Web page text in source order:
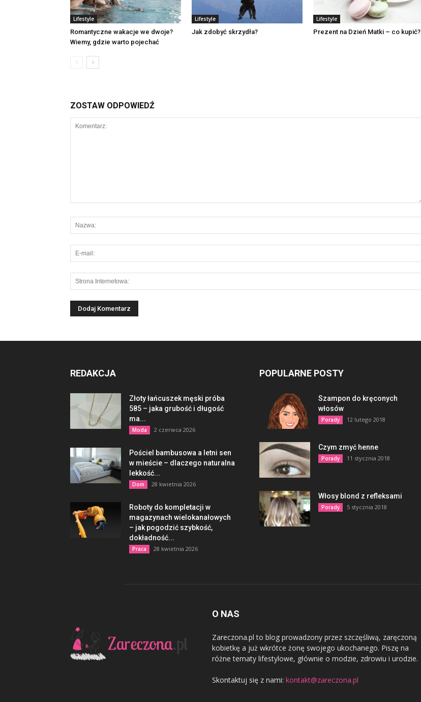
Lifestyle
Romantyczne wakacje we dwoje?
Wiemy, gdzie warto pojechać
Lifestyle
Jak zdobyć skrzydła?
Lifestyle
Prezent na Dzień Matki – co kupić?
ZOSTAW ODPOWIEDŹ
REDAKCJA
Złoty łańcuszek męski próba
585 – jaka grubość i długość
ma...
Moda 2 czerwca 2026
Pościel bambusowa a letni sen
w mieście – dlaczego naturalna
lekkość...
Dom 28 kwietnia 2026
Roboty do kompletacji w
magazynach wielokanałowych
– jak pogodzić szybkość,
dokładność...
Praca 28 kwietnia 2026
POPULARNE POSTY
Szampon do kręconych
włosów
Porady 12 lutego 2018
Czym zmyć henne
Porady 11 stycznia 2018
Włosy blond z refleksami
Porady 5 stycznia 2018
O NAS
Zareczona.pl to blog prowadzony przez szczęśliwą, zaręczoną
kobietkę a już wkrótce żonę swojego ukochanego. Piszę na
różne tematy lifestylowe, głównie o modzie, zdrowiu i urodzie.
Skontaktuj się z nami: kontakt@zareczona.pl